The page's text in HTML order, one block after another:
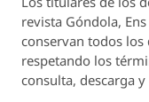
revista Góndola,
conservan todos los
respetando los
consulta, descarga